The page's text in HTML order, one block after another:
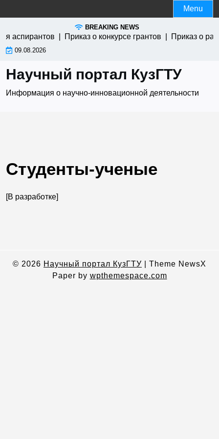
to
Menu
BREAKING NEWS
аспирантов | Приказ о конкурсе грантов | Приказ о
09.08.2026
Научный портал КузГТУ
Информация о научно-инновационной деятельности
Студенты-ученые
[В разработке]
© 2026 Научный портал КузГТУ
Theme NewsX
Paper by wpthemespace.com